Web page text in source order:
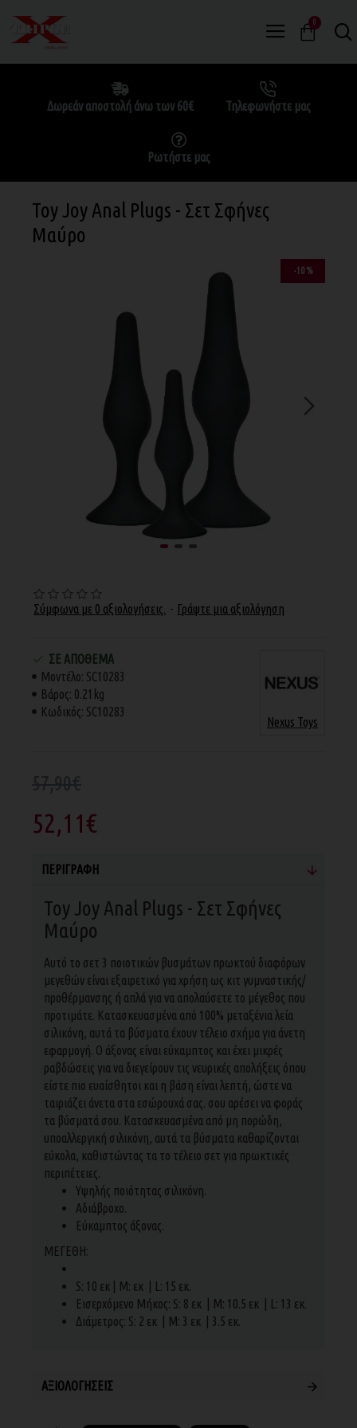
0
Δωρεάν αποστολή άνω των 60€ Τηλεφωνήστε μας
Ρωτήστε μας
Toy Joy Anal Plugs - Σετ Σφήνες
Μαύρο
-10 %
Σύμφωνα με 0 αξιολογήσεις. - Γράψτε μια αξιολόγηση
52,11€
ΣΕ ΑΠΌΘΕΜΑ
Μοντέλο: SC10283
Βάρος: 0.21kg
Κωδικός: SC10283
Nexus Toys
ΠΕΡΙΓΡΑΦΉ
Toy Joy Anal Plugs - Σετ Σφήνες
Μαύρο
Αυτό το σετ 3 ποιοτικών βυσμάτων πρωκτού διαφόρων
μεγεθών είναι εξαιρετικό για χρήση ως κιτ γυμναστικής/
προθέρμανσης ή απλά για να απολαύσετε το μέγεθος που
προτιμάτε. Κατασκευασμένα από 100% μεταξένια λεία
σιλικόνη, αυτά τα βύσματα έχουν τέλειο σχήμα για άνετη
εφαρμογή. Ο άξονας είναι εύκαμπτος και έχει μικρές
ραβδώσεις για να διεγείρουν τις νευρικές απολήξεις όπου
είστε πιο ευαίσθητοι και η βάση είναι λεπτή, ώστε να
ταιριάζει άνετα στα εσώρουχά σας. σου αρέσει να φοράς
τα βύσματά σου. Κατασκευασμένα από μη πορώδη,
υποαλλεργική σιλικόνη, αυτά τα βύσματα καθαρίζονται
εύκολα, καθιστώντας τα το τέλειο σετ για πρωκτικές
περιπέτειες.
Υψηλής ποιότητας σιλικόνη.
Αδιάβροχο.
Εύκαμπτος άξονας.
ΜΕΓΕΘΗ:
S: 10 εκ | M: εκ | L: 15 εκ.
Εισερχόμενο Μήκος: S: 8 εκ | M: 10.5 εκ | L: 13 εκ.
Διάμετρος: S: 2 εκ | M: 3 εκ | 3.5 εκ.
ΑΞΙΟΛΟΓΉΣΕΙΣ